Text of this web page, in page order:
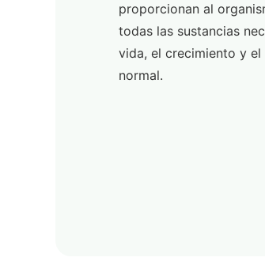
proporcionan al
todas las sustancias
vida, el crecimiento y
normal.